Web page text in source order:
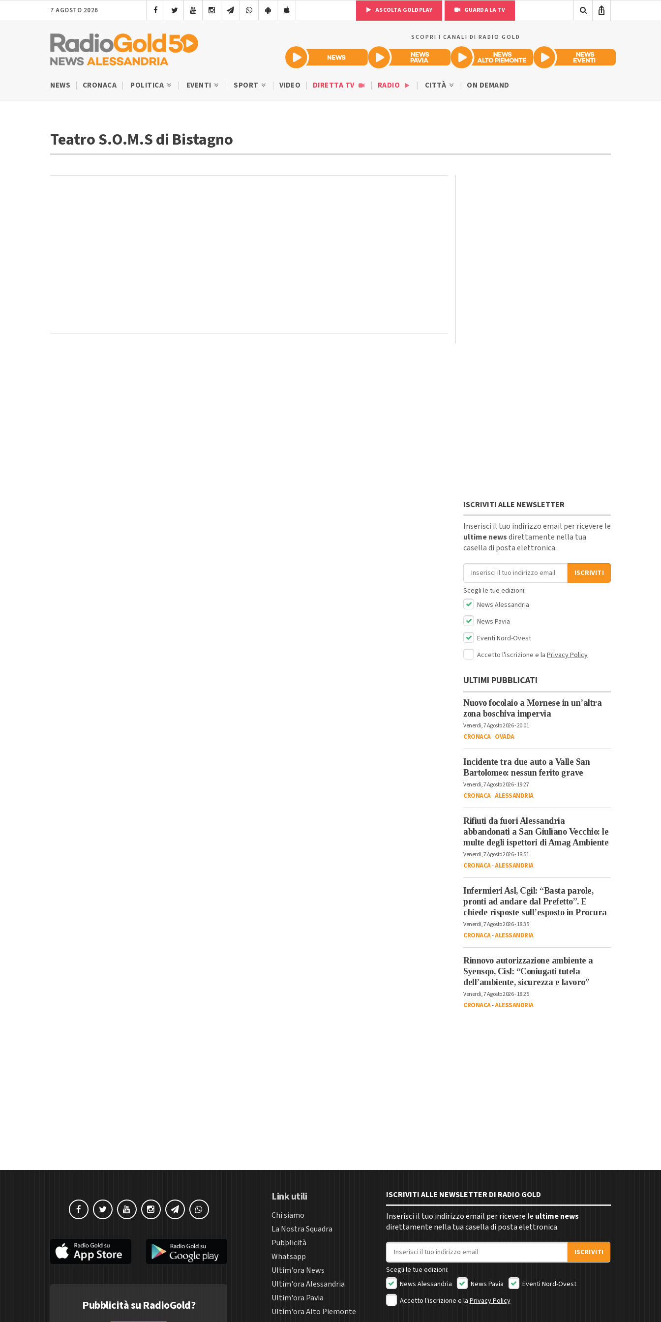
7 AGOSTO 2026 ASCOLTA GOLDPLAY GUARDA LA TV
SCOPRI I CANALI DI RADIO GOLD
NEWS CRONACA POLITICA EVENTI SPORT VIDEO DIRETTA TV RADIO CITTÀ ON DEMAND
Teatro S.O.M.S di Bistagno
ISCRIVITI ALLE NEWSLETTER
Inserisci il tuo indirizzo email per ricevere le
ultime newsdirettamente nella tua
casella di posta elettronica.
Indirizzo email
ISCRIVITI
Scegli le tue edizioni:
News Alessandria
News Pavia
Eventi Nord-Ovest
Accetto l'iscrizione e la Privacy Policy
ULTIMI PUBBLICATI
Nuovo focolaio a Mornese in un’altra
zona boschiva impervia
Venerdì, 7 Agosto 2026 - 20:01
CRONACA-OVADA
Incidente tra due auto a Valle San
Bartolomeo: nessun ferito grave
Venerdì, 7 Agosto 2026 - 19:27
CRONACA-ALESSANDRIA
Rifiuti da fuori Alessandria
abbandonati a San Giuliano Vecchio: le
multe degli ispettori di Amag Ambiente
Venerdì, 7 Agosto 2026 - 18:51
CRONACA-ALESSANDRIA
Infermieri Asl, Cgil: “Basta parole,
pronti ad andare dal Prefetto”. E
chiede risposte sull’esposto in Procura
Venerdì, 7 Agosto 2026 - 18:35
CRONACA-ALESSANDRIA
Rinnovo autorizzazione ambiente a
Syensqo, Cisl: “Coniugati tutela
dell’ambiente, sicurezza e lavoro”
Venerdì, 7 Agosto 2026 - 18:25
CRONACA-ALESSANDRIA
Pubblicità su RadioGold?
Link utili
Chi siamo
La Nostra Squadra
Pubblicità
Whatsapp
Ultim'ora News
Ultim'ora Alessandria
Ultim'ora Pavia
Ultim'ora Alto Piemonte
ISCRIVITI ALLE NEWSLETTER DI RADIO GOLD
Inserisci il tuo indirizzo email per ricevere le ultime news
direttamente nella tua casella di posta elettronica.
Indirizzo email
ISCRIVITI
Scegli le tue edizioni:
News Alessandria
News Pavia
Eventi Nord-Ovest
Accetto l'iscrizione e la Privacy Policy